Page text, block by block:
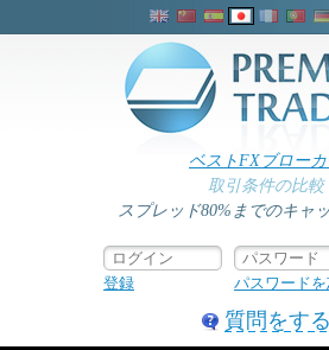
ベストFXブロー
取引条件の比較
スプレッド80%までのキャ
登録 パスワード
質問をする